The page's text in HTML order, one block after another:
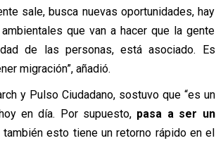
sale, busca nuevas oportunidades, hay
que van a hacer que la gente
de las personas, está asociado. Es
migración”, añadió.
y Pulso Ciudadano, sostuvo que “es un
en día. Por supuesto, pasa a ser un
también esto tiene un retorno rápido en el